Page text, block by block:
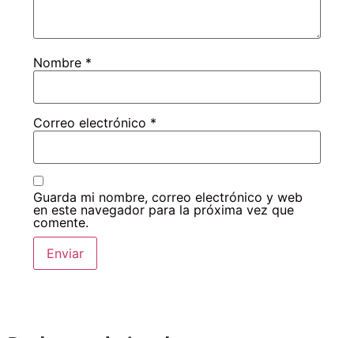
Nombre *
Correo electrónico *
Guarda mi nombre, correo electrónico y web
en este navegador para la próxima vez que
comente.